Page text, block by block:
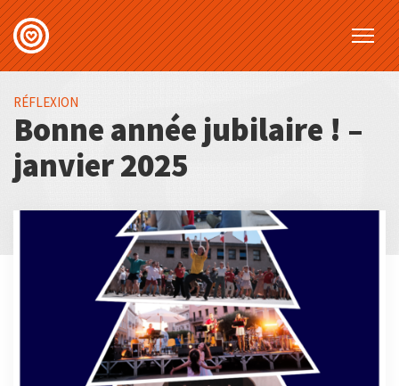
RÉFLEXION
Bonne année jubilaire ! –
janvier 2025